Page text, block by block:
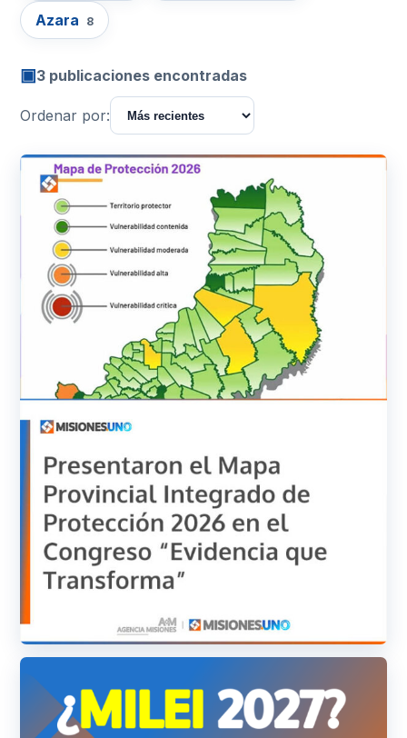
Azara 8
▣3 publicaciones encontradas
Ordenar por: